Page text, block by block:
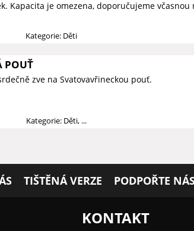
Kapacita je omezena, doporučujeme včasnou
Kategorie: Děti
POUŤ
zve na Svatovavřineckou pouť.
Kategorie: Děti, ...
TIŠTĚNÁ VERZE PODPOŘTE
KONTAKT